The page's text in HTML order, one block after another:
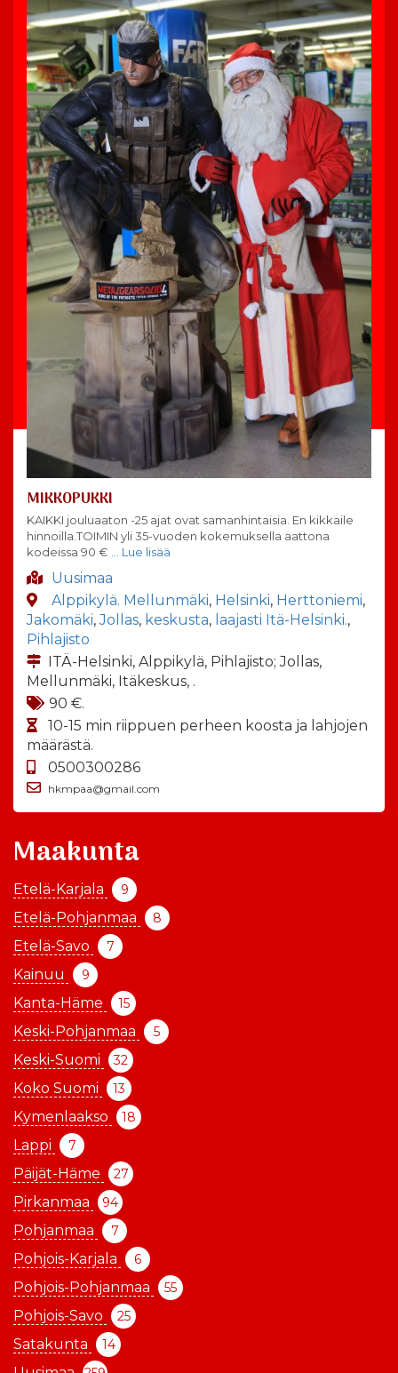
MIKKOPUKKI
KAIKKI jouluaaton -25 ajat ovat samanhintaisia. En kikkaile
hinnoilla.TOIMIN yli 35-vuoden kokemuksella aattona
kodeissa 90 € … Lue lisää
Uusimaa
Alppikylä. Mellunmäki, Helsinki, Herttoniemi,
Jakomäki,Jollas, keskusta, laajasti Itä-Helsinki.,
Pihlajisto
ITÄ-Helsinki, Alppikylä, Pihlajisto; Jollas,
Mellunmäki, Itäkeskus, .
90 €.
10-15 min riippuen perheen koosta ja lahjojen
määrästä.
0500300286
hkmpaa@gmail.com
Maakunta
Etelä-Karjala 9
Etelä-Pohjanmaa 8
Etelä-Savo 7
Kainuu 9
Kanta-Häme 15
Keski-Pohjanmaa 5
Keski-Suomi 32
Koko Suomi 13
Kymenlaakso 18
Lappi 7
Päijät-Häme 27
Pirkanmaa 94
Pohjanmaa 7
Pohjois-Karjala 6
Pohjois-Pohjanmaa 55
Pohjois-Savo 25
Satakunta 14